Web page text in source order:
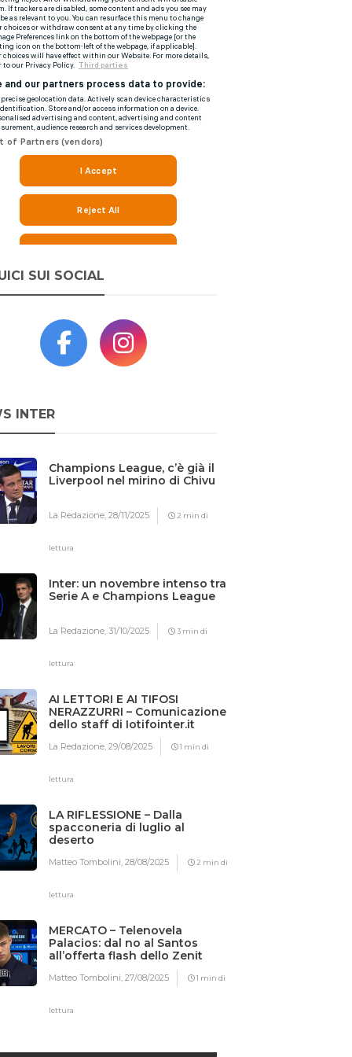
SUI SOCIAL
INTER
Champions League, c’è già il
Liverpool nel mirino di Chivu
La Redazione,28/11/2025 2 min di
lettura
Inter: un novembre intenso tra
Serie A e Champions League
La Redazione,31/10/2025 3 min di
lettura
AI LETTORI E AI TIFOSI
NERAZZURRI – Comunicazione
dello staff di Iotifointer.it
La Redazione,29/08/2025 1 min di
lettura
LA RIFLESSIONE – Dalla
spacconeria di luglio al
deserto
Matteo Tombolini,28/08/2025 2 min di
lettura
MERCATO – Telenovela
Palacios: dal no al Santos
all’offerta flash dello Zenit
Matteo Tombolini,27/08/2025 1 min di
lettura